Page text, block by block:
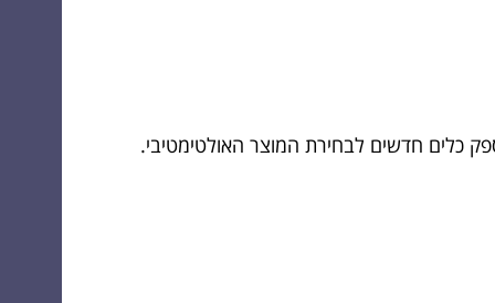
כלים חדשים לבחירת המוצר האולטימטיבי.